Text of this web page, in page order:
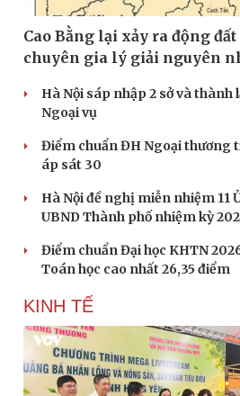
Cao Bằng lại xảy ra động đất
chuyên gia lý giải nguyên
Hà Nội sáp nhập 2 sở và thành
Ngoại vụ
Điểm chuẩn ĐH Ngoại thương
áp sát 30
Hà Nội đề nghị miễn nhiệm 11
UBND Thành phố nhiệm kỳ
Điểm chuẩn Đại học KHTN
Toán học cao nhất 26,35 điểm
KINH TẾ